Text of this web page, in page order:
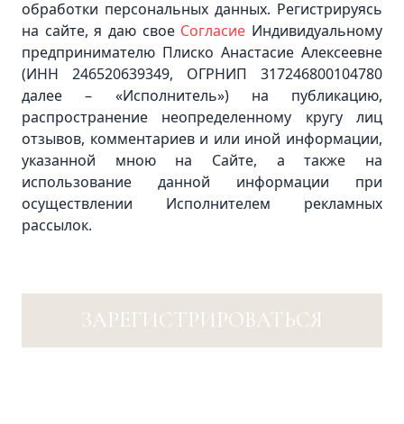
обработки персональных данных. Регистрируясь
на сайте, я даю свое Согласие Индивидуальному
предпринимателю Плиско Анастасие Алексеевне
(ИНН 246520639349, ОГРНИП 317246800104780
далее – «Исполнитель») на публикацию,
распространение неопределенному кругу лиц
отзывов, комментариев и или иной информации,
указанной мною на Сайте, а также на
использование данной информации при
осуществлении Исполнителем рекламных
рассылок.